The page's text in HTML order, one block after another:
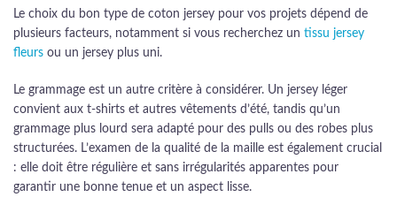
Le choix du bon type de coton jersey pour vos projets dépend de
plusieurs facteurs, notamment si vous recherchez un tissu jersey
fleurs ou un jersey plus uni.
Le grammage est un autre critère à considérer. Un jersey léger
convient aux t-shirts et autres vêtements d’été, tandis qu’un
grammage plus lourd sera adapté pour des pulls ou des robes plus
structurées. L’examen de la qualité de la maille est également crucial
: elle doit être régulière et sans irrégularités apparentes pour
garantir une bonne tenue et un aspect lisse.